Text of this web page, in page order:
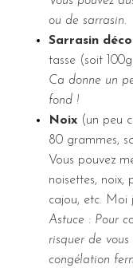
ou de sarrasin.
Sarrasin
tasse (soit
Ca donne un
fond !
Noix (un peu
80 grammes,
Vous pouvez
noisettes, noix,
cajou, etc. Moi
Astuce : Pour
risquer de
congélation